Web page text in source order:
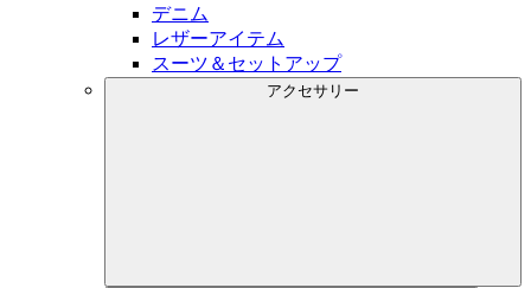
デニム
レザーアイテム
スーツ＆セットアップ
アクセサリー